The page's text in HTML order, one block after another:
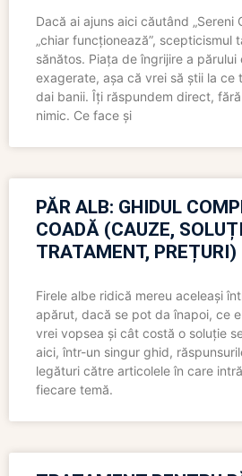
Dacă ai ajuns aici căutând „Sereni
„chiar funcționează”, scepticismul
sănătos. Piața de îngrijire a
exagerate, așa că vrei să știi la ce
dai banii. Îți răspundem direct,
nimic. Ce face și
PĂR ALB: GHIDUL
COADĂ (CAUZE,
TRATAMENT, PREȚURI)
Firele albe ridică mereu aceleași
apărut, dacă se pot da înapoi, ce
vrei vopsea și cât costă o soluție
aici, într-un singur ghid,
legături către articolele în care
fiecare temă.